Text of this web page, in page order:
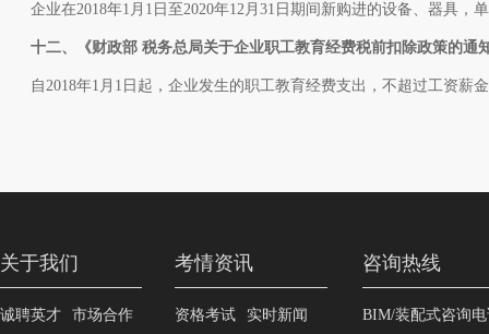
企业在2018年1月1日至2020年12月31日期间新购进的设备、器具，
十二、《财政部 税务总局关于企业职工教育经费税前扣除政策的通
自2018年1月1日起，企业发生的职工教育经费支出，不超过工资薪
关于我们
诚聘英才 市场合作
考情资讯
资格考试 实时新闻
咨询热线
BIM/装配式咨询电